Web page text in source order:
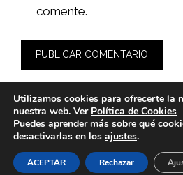
comente.
© 2026 sushiyakuza.es -Política de
-Política de
Utilizamos cookies para ofrecerte la
nuestra web. Ver Política de Cookies
Puedes aprender más sobre qué
desactivarlas en los ajustes.
ACEPTAR Rechazar